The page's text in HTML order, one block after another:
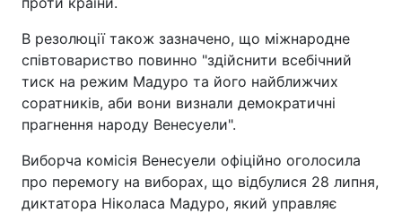
В резолюції також зазначено, що міжнародне
співтовариство повинно "здійснити всебічний
тиск на режим Мадуро та його найближчих
соратників, аби вони визнали демократичні
прагнення народу Венесуели".
Виборча комісія Венесуели офіційно оголосила
про перемогу на виборах, що відбулися 28 липня,
диктатора Ніколаса Мадуро, який управляє